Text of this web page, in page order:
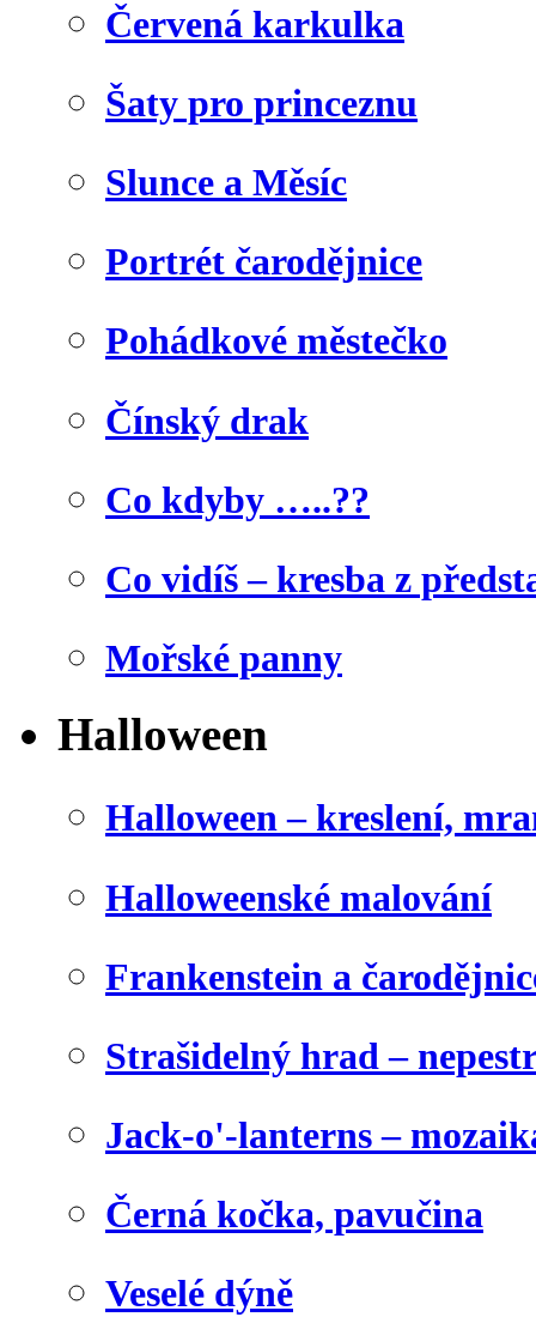
Červená karkulka
Šaty pro princeznu
Slunce a Měsíc
Portrét čarodějnice
Pohádkové městečko
Čínský drak
Co kdyby …..??
Co vidíš – kresba z
Mořské panny
Halloween
Halloween – kreslení,
Halloweenské malování
Frankenstein a
Strašidelný hrad –
Jack-o'-lanterns –
Černá kočka, pavučina
Veselé dýně